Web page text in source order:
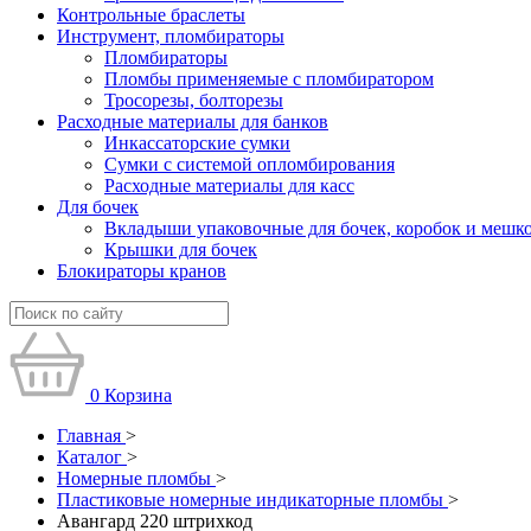
Контрольные браслеты
Инструмент, пломбираторы
Пломбираторы
Пломбы применяемые с пломбиратором
Тросорезы, болторезы
Расходные материалы для банков
Инкассаторские сумки
Сумки с системой опломбирования
Расходные материалы для касс
Для бочек
Вкладыши упаковочные для бочек, коробок и
Крышки для бочек
Блокираторы кранов
0 Корзина
Главная >
Каталог >
Номерные пломбы >
Пластиковые номерные индикаторные пломбы >
Авангард 220 штрихкод